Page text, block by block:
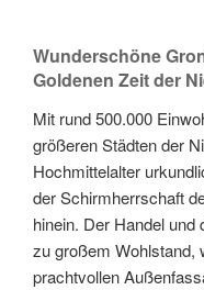
Wunderschöne
Goldenen Zeit der
Mit rund 500.000
größeren Städten der
Hochmittelalter
der Schirmherrschaft
hinein. Der Handel
zu großem Wohlstand,
prachtvollen